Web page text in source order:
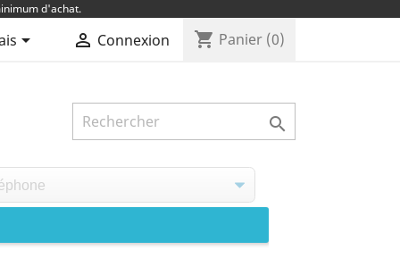
d'achat.
  Connexion shopping_cart Panier (0)
